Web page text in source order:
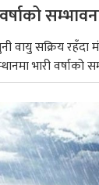
वर्षाको
वायु सक्रिय रहँदा
भारी वर्षाको